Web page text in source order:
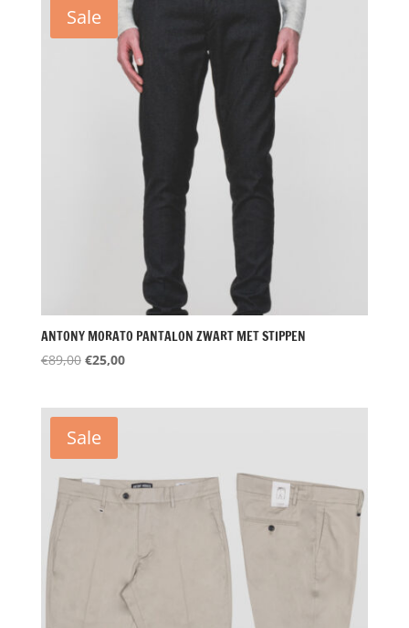
Sale
ANTONY MORATO PANTALON ZWART MET STIPPEN
€89,00 Oorspronkelijke
€89,00.
€25,00Huidige
Sale